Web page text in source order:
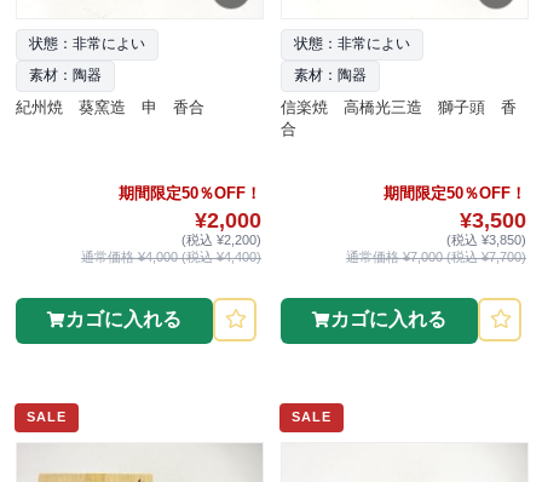
状態：非常によい
素材：陶器
紀州焼 葵窯造 申 香合
期間限定50％OFF！
¥2,000
(税込 ¥2,200)
通常価格 ¥4,000 (税込 ¥4,400)
カゴに入れる
状態：非常によい
素材：陶器
信楽焼 高橋光三造 獅子頭 香
合
期間限定50％OFF！
¥3,500
(税込 ¥3,850)
通常価格 ¥7,000 (税込 ¥7,700)
カゴに入れる
SALE SALE